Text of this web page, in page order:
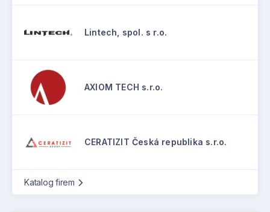
Lintech, spol. s r.o.
AXIOM TECH s.r.o.
CERATIZIT Česká republika s.r.o.
Katalog firem